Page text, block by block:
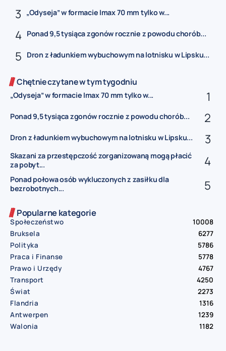
„Odyseja” w formacie Imax 70 mm tylko w...
Ponad 9,5 tysiąca zgonów rocznie z powodu chorób...
Dron z ładunkiem wybuchowym na lotnisku w Lipsku...
Chętnie czytane w tym tygodniu
„Odyseja” w formacie Imax 70 mm tylko w...
Ponad 9,5 tysiąca zgonów rocznie z powodu chorób...
Dron z ładunkiem wybuchowym na lotnisku w Lipsku...
Skazani za przestępczość zorganizowaną mogą płacić
za pobyt...
Ponad połowa osób wykluczonych z zasiłku dla
bezrobotnych...
Popularne kategorie
Społeczeństwo
10008
Bruksela
6277
Polityka
5786
Praca i Finanse
5778
Prawo i Urzędy
4767
Transport
4250
Świat
2273
Flandria
1316
Antwerpen
1239
Walonia
1182